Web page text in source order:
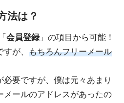
法は？
会員登録」の項目から可能！
が、 もちろんフリーメール
要ですが、僕は元々あまり
メールのアドレスがあったの